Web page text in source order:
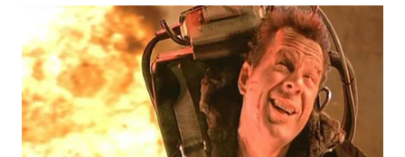
SERDANG
WN
TEBING
TINGGI
WN